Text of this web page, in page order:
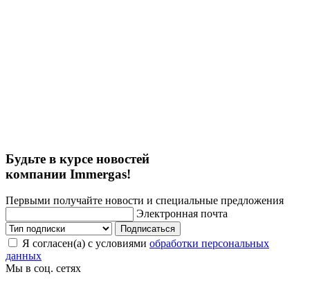
Будьте в курсе новостей
компании Immergas!
Первыми получайте новости и специальные предложения
Электронная почта
Подписаться
Я согласен(а) с условиями обработки персональных
данных
Мы в соц. сетях